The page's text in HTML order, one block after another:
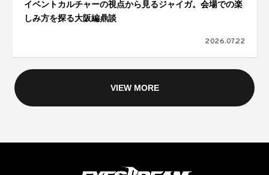
イベントカルチャーの視点から見るジャイガ。会場での楽
しみ方を探る大阪編鼎談
2026.07.22
VIEW MORE